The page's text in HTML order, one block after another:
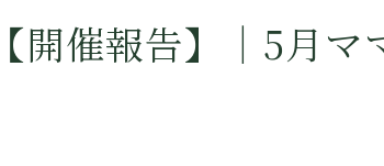
【開催報告】｜5月